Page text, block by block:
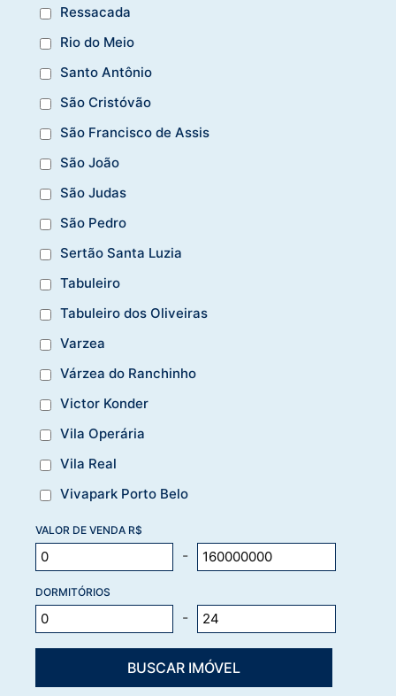
Ressacada
Rio do Meio
Santo Antônio
São Cristóvão
São Francisco de Assis
São João
São Judas
São Pedro
Sertão Santa Luzia
Tabuleiro
Tabuleiro dos Oliveiras
Varzea
Várzea do Ranchinho
Victor Konder
Vila Operária
Vila Real
Vivapark Porto Belo
VALOR DE VENDA R$
-
DORMITÓRIOS
-